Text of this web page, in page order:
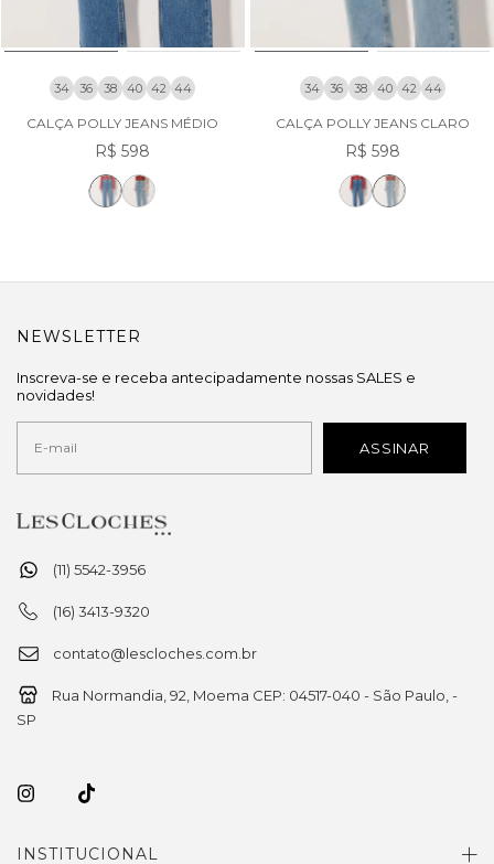
34 36 38 40 42 44
CALÇA POLLY JEANS MÉDIO
R$ 598
34 36 38 40 42 44
CALÇA POLLY JEANS CLARO
R$ 598
(11) 5542-3956
(16) 3413-9320
contato@lescloches.com.br
Rua Normandia, 92, Moema CEP: 04517-040 - São Paulo, -
SP
INSTITUCIONAL
NEWSLETTER
Inscreva-se e receba antecipadamente nossas SALES e
novidades!